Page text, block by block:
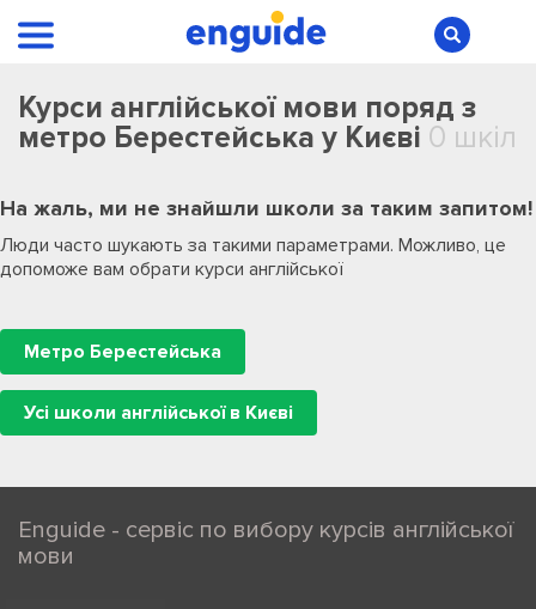
Курси англійської мови поряд з
метро Берестейська у Києві 0 шкіл
На жаль, ми не знайшли школи за таким запитом!
Люди часто шукають за такими параметрами. Можливо, це
допоможе вам обрати курси англійської
Метро Берестейська
Усі школи англійської в Києві
Enguide - сервіс по вибору курсів англійської
мови